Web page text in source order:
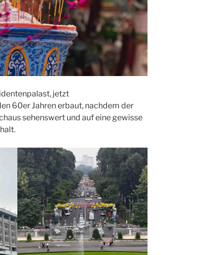
jetzt
60er Jahren erbaut, nachdem der
sehenswert und auf eine gewisse